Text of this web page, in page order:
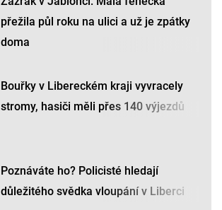
přežila půl roku na ulici a už je zpátky
doma
Bouřky v Libereckém kraji vyvracely
stromy, hasiči měli přes 140 výjezdů
Poznáváte ho? Policisté hledají
důležitého svědka vloupání v Liberci